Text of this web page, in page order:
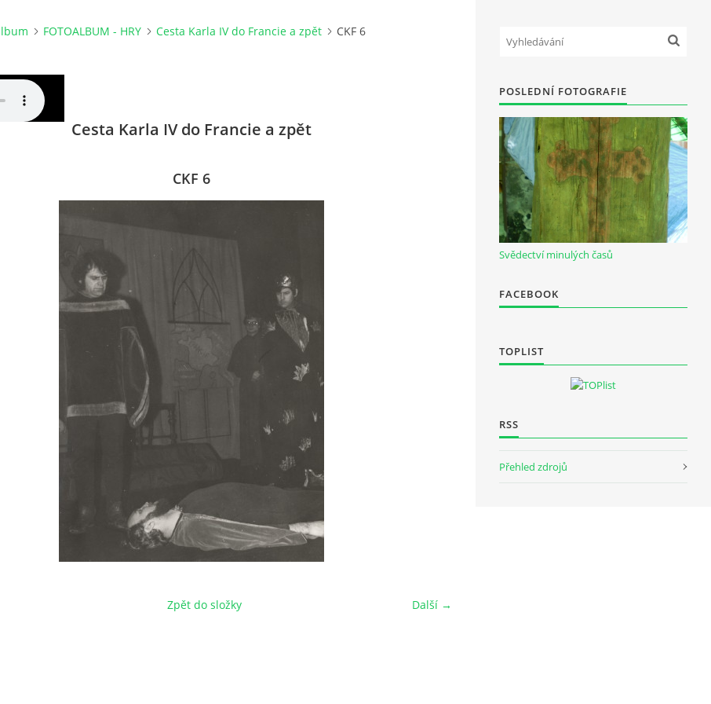
FOTOALBUM - HRY Cesta Karla IV do Francie a zpět CKF 6
Cesta Karla IV do Francie a zpět
CKF 6
Další →
Zpět do složky
POSLEDNÍ FOTOGRAFIE
Svědectví minulých časů
FACEBOOK
TOPLIST
RSS
Přehled zdrojů